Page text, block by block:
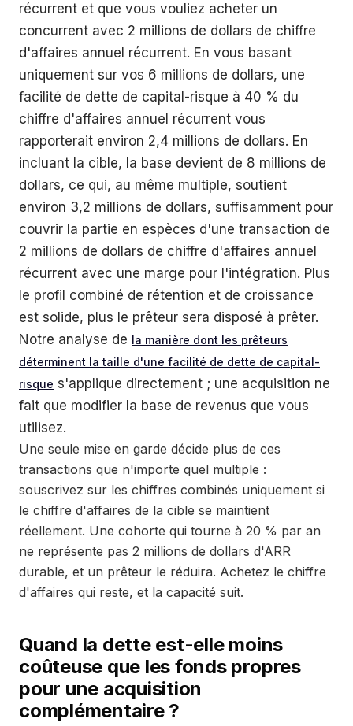
récurrent et que vous vouliez acheter un
concurrent avec 2 millions de dollars de chiffre
d'affaires annuel récurrent. En vous basant
uniquement sur vos 6 millions de dollars, une
facilité de dette de capital-risque à 40 % du
chiffre d'affaires annuel récurrent vous
rapporterait environ 2,4 millions de dollars. En
incluant la cible, la base devient de 8 millions de
dollars, ce qui, au même multiple, soutient
environ 3,2 millions de dollars, suffisamment pour
couvrir la partie en espèces d'une transaction de
2 millions de dollars de chiffre d'affaires annuel
récurrent avec une marge pour l'intégration. Plus
le profil combiné de rétention et de croissance
est solide, plus le prêteur sera disposé à prêter.
Notre analyse de la manière dont les prêteurs
déterminent la taille d'une facilité de dette de capital-
risque s'applique directement ; une acquisition ne
fait que modifier la base de revenus que vous
utilisez.
Une seule mise en garde décide plus de ces
transactions que n'importe quel multiple :
souscrivez sur les chiffres combinés uniquement si
le chiffre d'affaires de la cible se maintient
réellement. Une cohorte qui tourne à 20 % par an
ne représente pas 2 millions de dollars d'ARR
durable, et un prêteur le réduira. Achetez le chiffre
d'affaires qui reste, et la capacité suit.
Quand la dette est-elle moins
coûteuse que les fonds propres
pour une acquisition
complémentaire ?